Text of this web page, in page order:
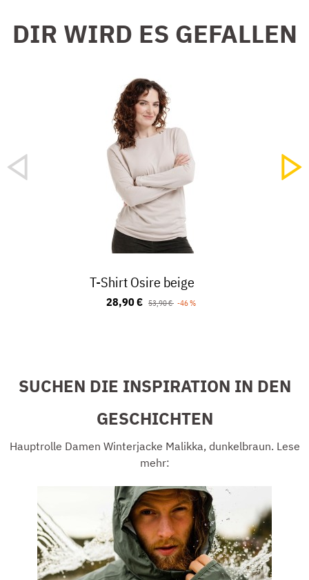
DIR WIRD ES GEFALLEN
T-Shirt Osire beige
28,90 € 53,90 € -46 %
SUCHEN DIE INSPIRATION IN DEN
GESCHICHTEN
Hauptrolle Damen Winterjacke Malikka, dunkelbraun. Lese
mehr: